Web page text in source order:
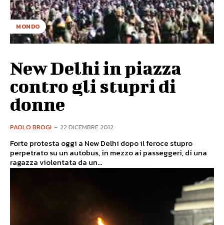
MONDO
New Delhi in piazza
contro gli stupri di
donne
PAOLO BROGI - 22 DICEMBRE 2012
Forte protesta oggi a New Delhi dopo il feroce stupro
perpetrato su un autobus, in mezzo ai passeggeri, di una
ragazza violentata da un...